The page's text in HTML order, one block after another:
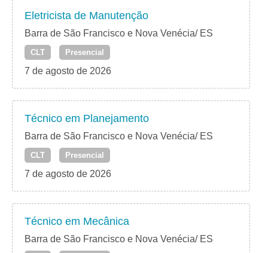
Eletricista de Manutenção
Barra de São Francisco e Nova Venécia/ ES
CLT Presencial
7 de agosto de 2026
Técnico em Planejamento
Barra de São Francisco e Nova Venécia/ ES
CLT Presencial
7 de agosto de 2026
Técnico em Mecânica
Barra de São Francisco e Nova Venécia/ ES